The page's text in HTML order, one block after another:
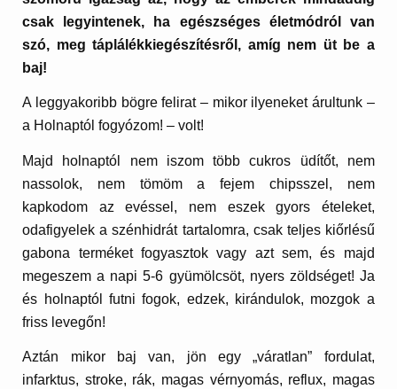
csak legyintenek, ha egészséges életmódról van
szó, meg táplálékkiegészítésről, amíg nem üt be a
baj!
A leggyakoribb bögre felirat – mikor ilyeneket árultunk –
a Holnaptól fogyózom! – volt!
Majd holnaptól nem iszom több cukros üdítőt, nem
nassolok, nem tömöm a fejem chipsszel, nem
kapkodom az evéssel, nem eszek gyors ételeket,
odafigyelek a szénhidrát tartalomra, csak teljes kiőrlésű
gabona terméket fogyasztok vagy azt sem, és majd
megeszem a napi 5-6 gyümölcsöt, nyers zöldséget! Ja
és holnaptól futni fogok, edzek, kirándulok, mozgok a
friss levegőn!
Aztán mikor baj van, jön egy „váratlan” fordulat,
infarktus, stroke, rák, magas vérnyomás, reflux, magas